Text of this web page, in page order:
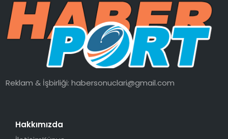
Reklam & İşbirliği:habersonuclari@gmail.com
Hakkımızda